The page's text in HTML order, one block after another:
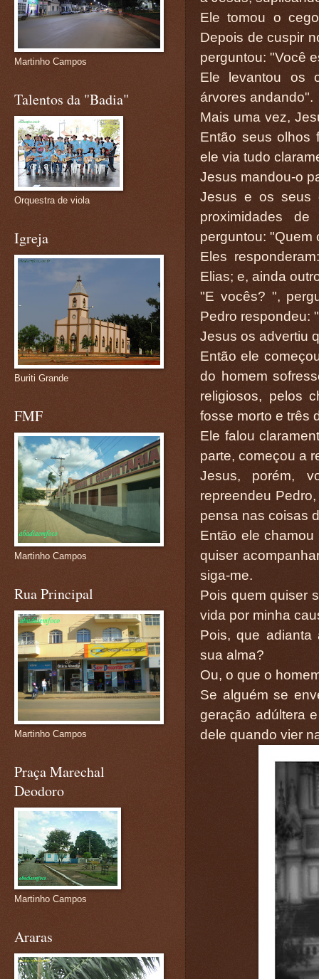
Ele tomou o
Depois de cuspir
perguntou: "Você
Ele levantou os
árvores andando".
Mais uma vez,
Então seus olhos
ele via tudo
Jesus mandou-o
Jesus e os seus
proximidades
perguntou: "Quem
Eles
Elias; e, ainda
"E vocês? ",
Pedro respondeu:
Jesus os advertiu
Então ele
do homem
religiosos, pelos
fosse morto e três
Ele falou
parte, começou a
Jesus, porém,
repreendeu
pensa nas coisas
Então ele
quiser
siga-me.
Pois quem quiser
vida por minha
Pois, que
sua alma?
Ou, o que o
Se alguém se
geração adúltera
dele quando vier
Martinho Campos
Talentos da "Badia"
Orquestra de viola
Igreja
Buriti Grande
FMF
Martinho Campos
Rua Principal
Martinho Campos
Praça Marechal
Deodoro
Martinho Campos
Araras